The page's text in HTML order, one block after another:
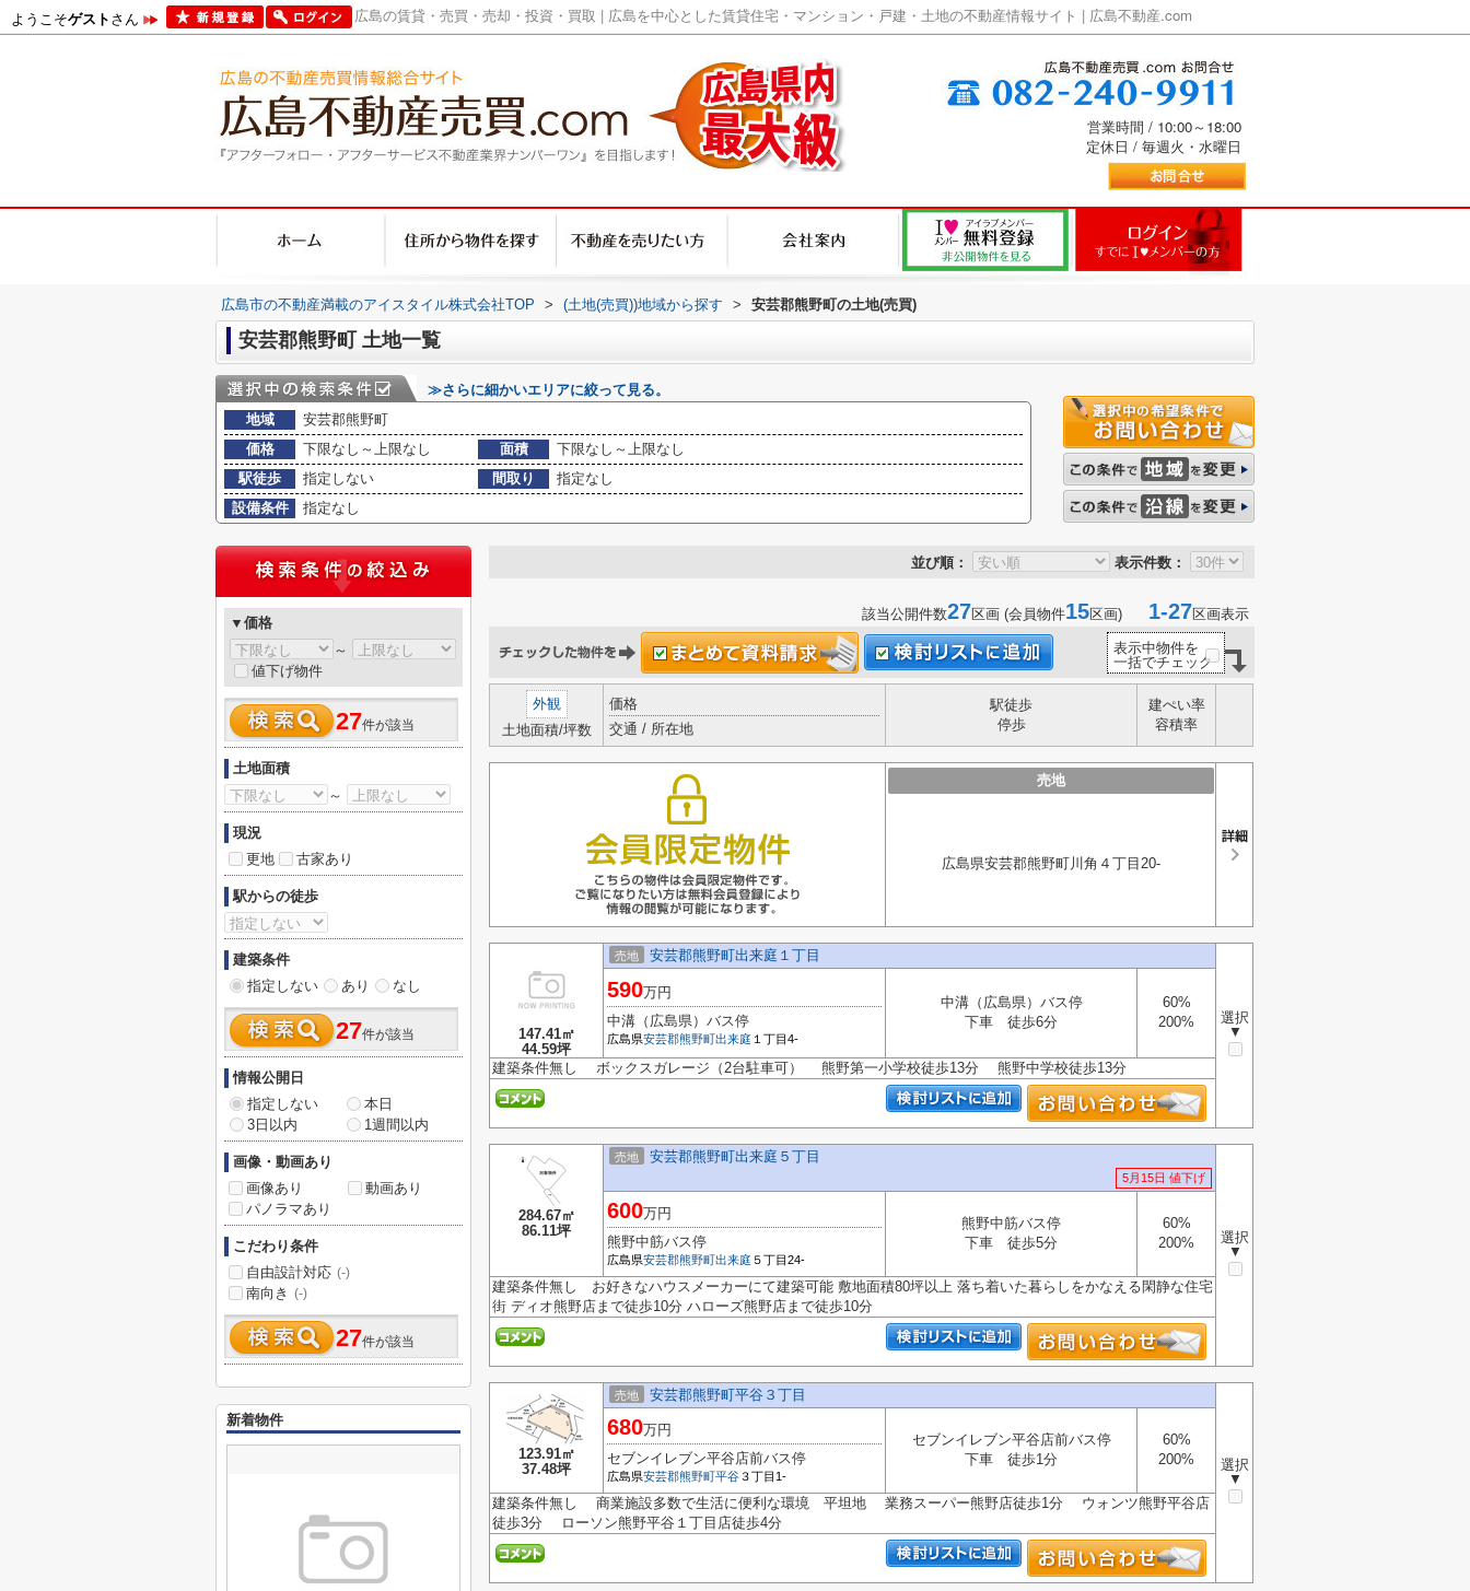
ようこそゲストさん 広島の賃貸・売買・売却・投資・買取 | 広島を中心とした賃貸住宅・マンション・戸建・土地の不動産情報サイト | 広島不動産.com
営業時間 / 10:00～18:00
定休日 / 毎週火・水曜日
広島市の不動産満載のアイスタイル株式会社TOP > (土地(売買))地域から探す > 安芸郡熊野町の土地(売買)
安芸郡熊野町 土地一覧
≫さらに細かいエリアに絞って見る。
地域
安芸郡熊野町
価格
下限なし～上限なし 面積
下限なし～上限なし
駅徒歩
指定しない 間取り
指定なし
設備条件
指定なし
並び順： 表示件数：
該当公開件数27区画 (会員物件15区画) 1-27区画表示
表示中物件を
一括でチェック
外観
土地面積/坪数
価格
交通 / 所在地
駅徒歩
停歩
建ぺい率
容積率
売地
広島県安芸郡熊野町川角４丁目20-
147.41㎡
44.59坪
売地 安芸郡熊野町出来庭１丁目
選択
▼
590万円
中溝（広島県）バス停
広島県安芸郡熊野町出来庭 １丁目4-
中溝（広島県）バス停
下車 徒歩6分
60%
200%
建築条件無し ボックスガレージ（2台駐車可） 熊野第一小学校徒歩13分 熊野中学校徒歩13分
284.67㎡
86.11坪
売地 安芸郡熊野町出来庭５丁目
5月15日 値下げ
選択
▼
600万円
熊野中筋バス停
広島県安芸郡熊野町出来庭 ５丁目24-
熊野中筋バス停
下車 徒歩5分
60%
200%
建築条件無し お好きなハウスメーカーにて建築可能 敷地面積80坪以上 落ち着いた暮らしをかなえる閑静な住宅
街 ディオ熊野店まで徒歩10分 ハローズ熊野店まで徒歩10分
123.91㎡
37.48坪
売地 安芸郡熊野町平谷３丁目
選択
▼
680万円
セブンイレブン平谷店前バス停
広島県安芸郡熊野町平谷３丁目1-
セブンイレブン平谷店前バス停
下車 徒歩1分
60%
200%
建築条件無し 商業施設多数で生活に便利な環境 平坦地 業務スーパー熊野店徒歩1分 ウォンツ熊野平谷店
徒歩3分 ローソン熊野平谷１丁目店徒歩4分
▼価格
～
値下げ物件
27件が該当
土地面積
～
現況
更地
古家あり
駅からの徒歩
建築条件
指定しない
あり なし
27件が該当
情報公開日
指定しない
本日
3日以内
1週間以内
画像・動画あり
画像あり
動画あり
パノラマあり
こだわり条件
自由設計対応 (-)
南向き (-)
27件が該当
新着物件